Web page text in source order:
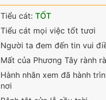
Tiểu cát: TỐT
Tiểu cát mọi việc tốt tươi
Người ta đem đến tin vui
Mất của Phương Tây rành
Hành nhân xem đã hành
nơi